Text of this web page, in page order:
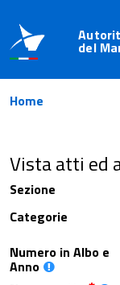
del
Home
Vista atti ed
Sezione
Categorie
Numero in Albo e
Anno